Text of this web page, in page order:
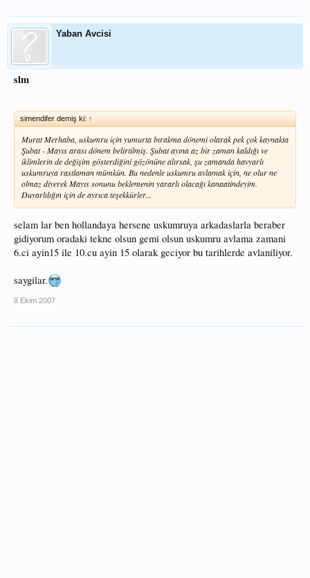
Yaban Avcisi
slm
simendifer demiş ki: ↑
Murat Merhaba, uskumru için yumurta bırakma dönemi olarak pek çok kaynakta
Şubat - Mayıs arası dönem belirtilmiş. Şubat ayına az bir zaman kaldığı ve
iklimlerin de değişim gösterdiğini gözönüne alırsak, şu zamanda havyarlı
uskumruya rastlaman mümkün. Bu nedenle uskumru avlamak için, ne olur ne
olmaz diyerek Mayıs sonunu beklemenin yararlı olacağı kanaatindeyim.
Duyarlılığın için de ayrıca teşekkürler...
selam lar ben hollandaya hersene uskumruya arkadaslarla beraber
gidiyorum oradaki tekne olsun gemi olsun uskumru avlama zamani
6.ci ayin15 ile 10.cu ayin 15 olarak geciyor bu tarihlerde avlaniliyor.
saygilar.
8 Ekim 2007